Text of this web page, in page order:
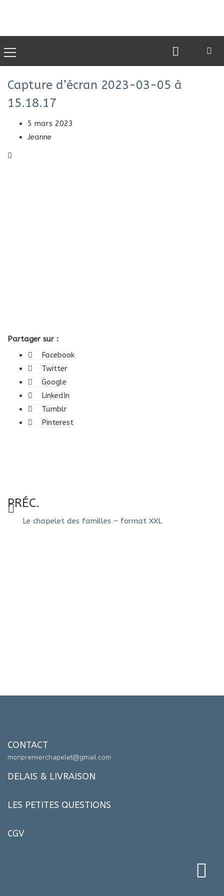
Capture d’écran 2023-03-05 à
15.18.17
5 mars 2023
Jeanne
Partager sur :
Facebook
Twitter
Google
LinkedIn
Tumblr
Pinterest
PRÉC.
Le chapelet des familles – format XXL
CONTACT
monpremierchapelet@gmail.com
DELAIS & LIVRAISON
LES PETITES QUESTIONS
CGV